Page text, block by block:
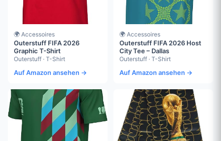
🌍 Accessoires
Outerstuff FIFA 2026
Graphic T-Shirt
Outerstuff · T-Shirt
Auf Amazon ansehen →
🌍 Accessoires
Outerstuff FIFA 2026 Host
City Tee – Dallas
Outerstuff · T-Shirt
Auf Amazon ansehen →